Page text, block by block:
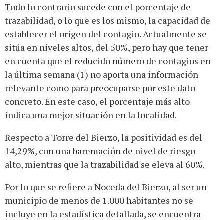
Todo lo contrario sucede con el porcentaje de
trazabilidad, o lo que es los mismo, la capacidad de
establecer el origen del contagio. Actualmente se
sitúa en niveles altos, del 50%, pero hay que tener
en cuenta que el reducido número de contagios en
la última semana (1) no aporta una información
relevante como para preocuparse por este dato
concreto. En este caso, el porcentaje más alto
indica una mejor situación en la localidad.
Respecto a Torre del Bierzo, la positividad es del
14,29%, con una baremación de nivel de riesgo
alto, mientras que la trazabilidad se eleva al 60%.
Por lo que se refiere a Noceda del Bierzo, al ser un
municipio de menos de 1.000 habitantes no se
incluye en la estadística detallada, se encuentra